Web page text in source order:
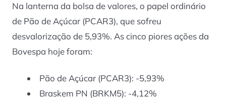
Na lanterna da bolsa de valores, o papel ordinário
de Pão de Açúcar (PCAR3), que sofreu
desvalorização de 5,93%. As cinco piores ações da
Bovespa hoje foram:
Pão de Açúcar (PCAR3): -5,93%
Braskem PN (BRKM5): -4,12%